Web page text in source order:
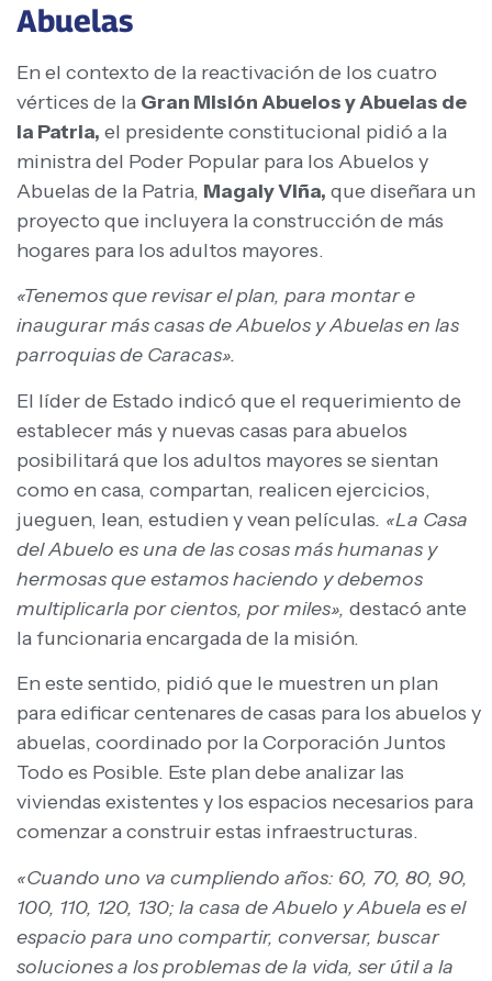
Abuelas
En el contexto de la reactivación de los cuatro
vértices de la Gran Misión Abuelos y Abuelas de
la Patria, el presidente constitucional pidió a la
ministra del Poder Popular para los Abuelos y
Abuelas de la Patria, Magaly Viña, que diseñara un
proyecto que incluyera la construcción de más
hogares para los adultos mayores.
«Tenemos que revisar el plan, para montar e
inaugurar más casas de Abuelos y Abuelas en las
parroquias de Caracas».
El líder de Estado indicó que el requerimiento de
establecer más y nuevas casas para abuelos
posibilitará que los adultos mayores se sientan
como en casa, compartan, realicen ejercicios,
jueguen, lean, estudien y vean películas. «La Casa
del Abuelo es una de las cosas más humanas y
hermosas que estamos haciendo y debemos
multiplicarla por cientos, por miles», destacó ante
la funcionaria encargada de la misión.
En este sentido, pidió que le muestren un plan
para edificar centenares de casas para los abuelos y
abuelas, coordinado por la Corporación Juntos
Todo es Posible. Este plan debe analizar las
viviendas existentes y los espacios necesarios para
comenzar a construir estas infraestructuras.
«Cuando uno va cumpliendo años: 60, 70, 80, 90,
100, 110, 120, 130; la casa de Abuelo y Abuela es el
espacio para uno compartir, conversar, buscar
soluciones a los problemas de la vida, ser útil a la